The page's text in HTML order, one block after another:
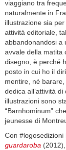
viaggiano tra
naturalmente in
illustrazione sia
attività editoriale,
abbandonandosi a
avvale della matita
disegno, è perché
posto in cui ho il
mentire, né
dedica all’attività
illustrazioni sono
“Barnhominum”
jeunesse di
Con #logosedizioni
guardaroba (2012),